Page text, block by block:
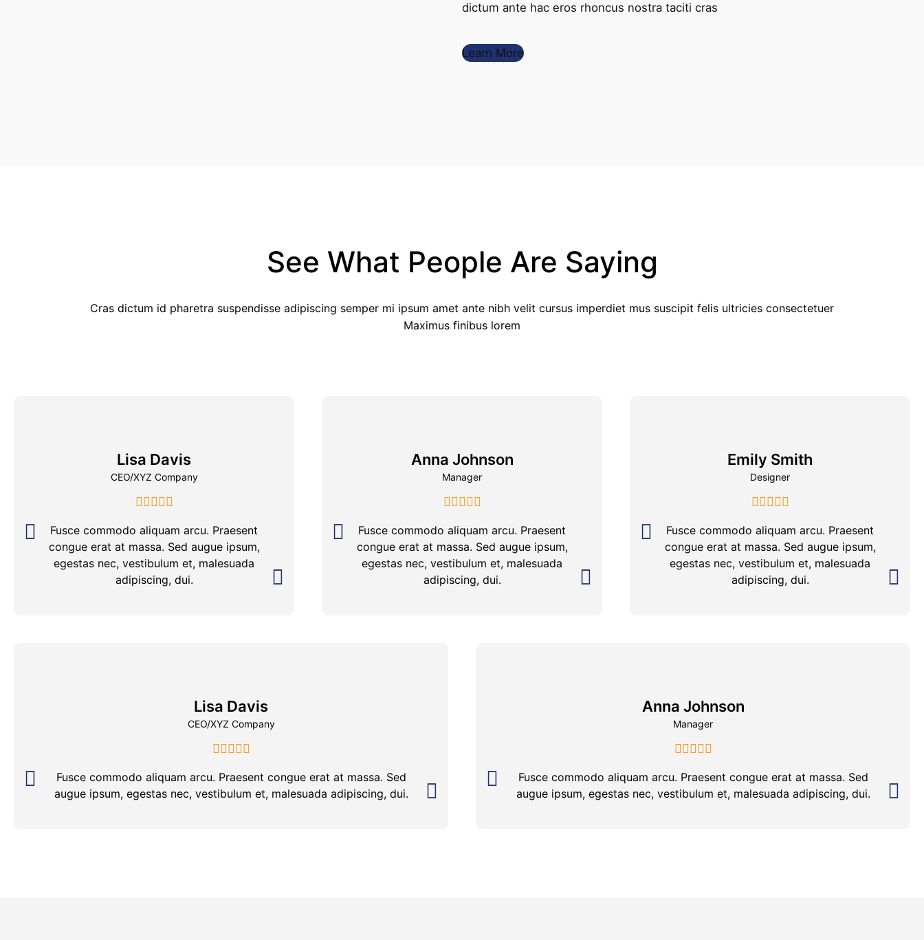
dictum ante hac eros rhoncus nostra taciti cras
Learn More
See What People Are Saying
Cras dictum id pharetra suspendisse adipiscing semper mi ipsum amet ante nibh velit cursus imperdiet mus suscipit felis ultricies consectetuer
Maximus finibus lorem
Lisa Davis
CEO/XYZ Company
Fusce commodo aliquam arcu. Praesent
congue erat at massa. Sed augue ipsum,
egestas nec, vestibulum et, malesuada
adipiscing, dui.
Anna Johnson
Manager
Fusce commodo aliquam arcu. Praesent
congue erat at massa. Sed augue ipsum,
egestas nec, vestibulum et, malesuada
adipiscing, dui.
Emily Smith
Designer
Fusce commodo aliquam arcu. Praesent
congue erat at massa. Sed augue ipsum,
egestas nec, vestibulum et, malesuada
adipiscing, dui.
Lisa Davis
CEO/XYZ Company
Fusce commodo aliquam arcu. Praesent congue erat at massa. Sed
augue ipsum, egestas nec, vestibulum et, malesuada adipiscing, dui.
Anna Johnson
Manager
Fusce commodo aliquam arcu. Praesent congue erat at massa. Sed
augue ipsum, egestas nec, vestibulum et, malesuada adipiscing, dui.